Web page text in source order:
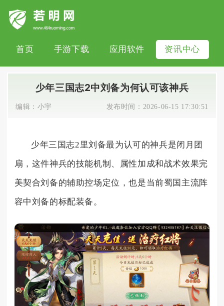
首页 手游下载 应用软件 资讯中心
少年三国志2中刘备为何认可该神兵
编辑： 小宇 发布时间： 2026-06-15 17:30:51
少年三国志2里刘备最为认可的神兵是闭月团
扇，这件神兵的技能机制、属性加成和战术效果完
美契合刘备的辅助控场定位，也是当前蜀国主流阵
容中刘备的标配装备。